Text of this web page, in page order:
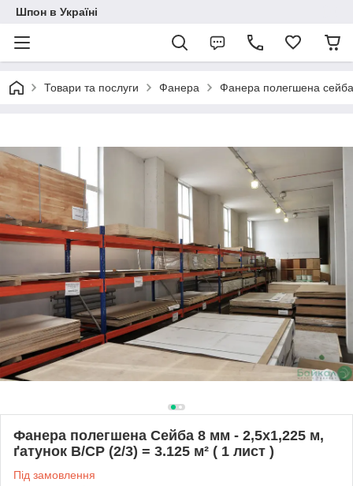
Шпон в Україні
Товари та послуги Фанера Фанера полегшена сейба
Фанера полегшена Сейба 8 мм - 2,5х1,225 м,
ґатунок В/СР (2/3) = 3.125 м² ( 1 лист )
Під замовлення